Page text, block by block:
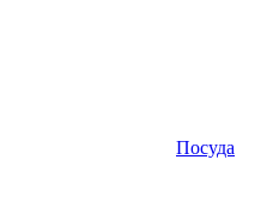
Посуда